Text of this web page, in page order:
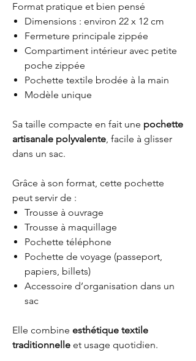
Format pratique et bien pensé
Dimensions : environ 22 x 12 cm
Fermeture principale zippée
Compartiment intérieur avec petite
poche zippée
Pochette textile brodée à la main
Modèle unique
Sa taille compacte en fait une pochette
artisanale polyvalente, facile à glisser
dans un sac.
Grâce à son format, cette pochette
peut servir de :
Trousse à ouvrage
Trousse à maquillage
Pochette téléphone
Pochette de voyage (passeport,
papiers, billets)
Accessoire d’organisation dans un
sac
Elle combine esthétique textile
traditionnelle et usage quotidien.